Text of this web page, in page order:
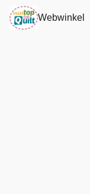
Webwinkel